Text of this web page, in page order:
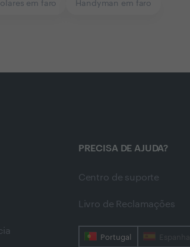
em faro Handyman em faro
PRECISA DE AJUDA?
Centro de suporte
Livro de Reclamações
Portugal Espanha